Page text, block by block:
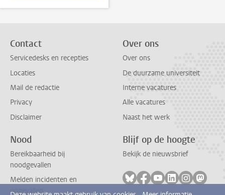
Contact
Servicedesks en recepties
Locaties
Mail de redactie
Privacy
Disclaimer
Over ons
Over ons
De duurzame universiteit
Interne vacatures
Alle vacatures
Naast het werk
Nood
Bereikbaarheid bij
noodgevallen
Melden incidenten en
ongevallen
Blijf op de hoogte
Bekijk de nieuwsbrief
Volg ons op bluesky
Volg ons op facebook
Volg ons op
Volg ons op
Volg ons
Volg